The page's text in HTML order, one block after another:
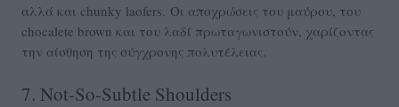
αλλά και chunky laofers. Οι αποχρώσεις του μαύρου, του
chocalete brown και του λαδί πρωταγωνιστούν, χαρίζοντας
την αίσθηση της σύγχρονης πολυτέλειας.
7. Not-So-Subtle Shoulders